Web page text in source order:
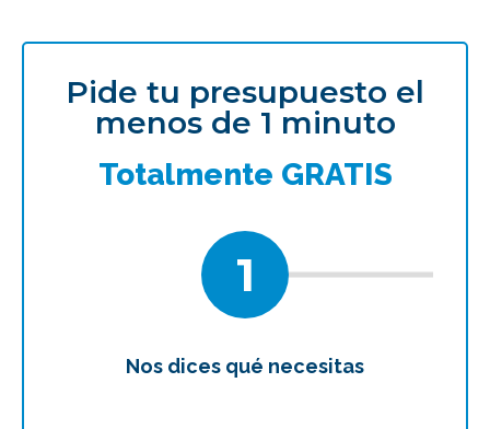
Pide tu presupuesto el
menos de 1 minuto
Totalmente GRATIS
1
Nos dices qué necesitas